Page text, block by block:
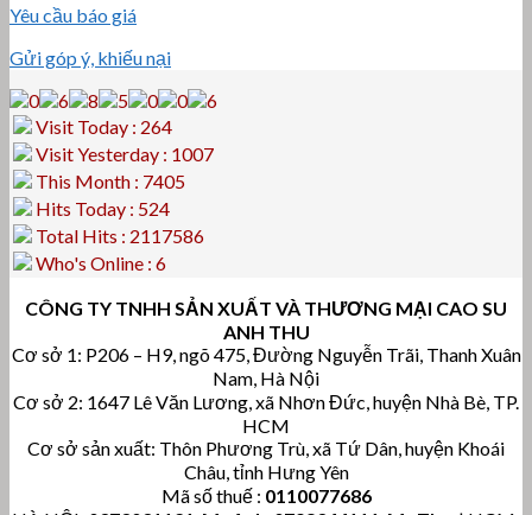
Yêu cầu báo giá
Gửi góp ý, khiếu nại
Visit Today : 264
Visit Yesterday : 1007
This Month : 7405
Hits Today : 524
Total Hits : 2117586
Who's Online : 6
CÔNG TY TNHH SẢN XUẤT VÀ THƯƠNG MẠI CAO SU
ANH THU
Cơ sở 1: P206 – H9, ngõ 475, Đường Nguyễn Trãi, Thanh Xuân
Nam, Hà Nội
Cơ sở 2: 1647 Lê Văn Lương, xã Nhơn Đức, huyện Nhà Bè, TP.
HCM
Cơ sở sản xuất: Thôn Phương Trù, xã Tứ Dân, huyện Khoái
Châu, tỉnh Hưng Yên
Mã số thuế : 0110077686